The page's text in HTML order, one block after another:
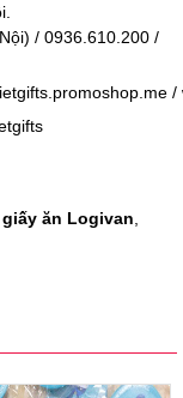
/ 0936.610.200 /
/
ăn Logivan